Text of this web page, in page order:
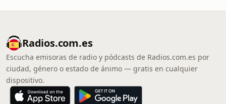
Radios.com.es
Escucha emisoras de radio y pódcasts de Radios.com.es por
ciudad, género o estado de ánimo — gratis en cualquier
dispositivo.